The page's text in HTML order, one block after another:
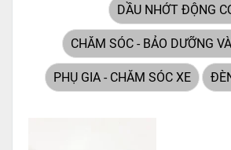
DẦU NHỚT ĐỘNG
CHĂM SÓC - BẢO DƯỠNG
PHỤ GIA - CHĂM SÓC XE